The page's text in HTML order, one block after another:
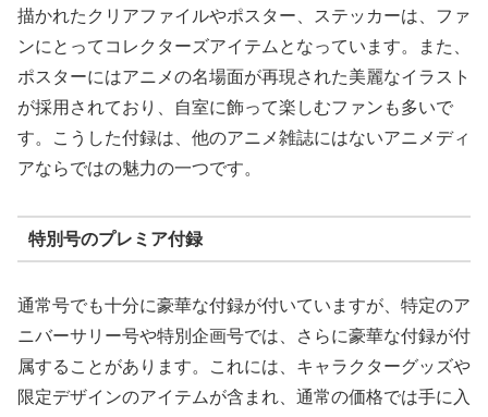
描かれたクリアファイルやポスター、ステッカーは、ファ
ンにとってコレクターズアイテムとなっています。また、
ポスターにはアニメの名場面が再現された美麗なイラスト
が採用されており、自室に飾って楽しむファンも多いで
す。こうした付録は、他のアニメ雑誌にはないアニメディ
アならではの魅力の一つです。
特別号のプレミア付録
通常号でも十分に豪華な付録が付いていますが、特定のア
ニバーサリー号や特別企画号では、さらに豪華な付録が付
属することがあります。これには、キャラクターグッズや
限定デザインのアイテムが含まれ、通常の価格では手に入